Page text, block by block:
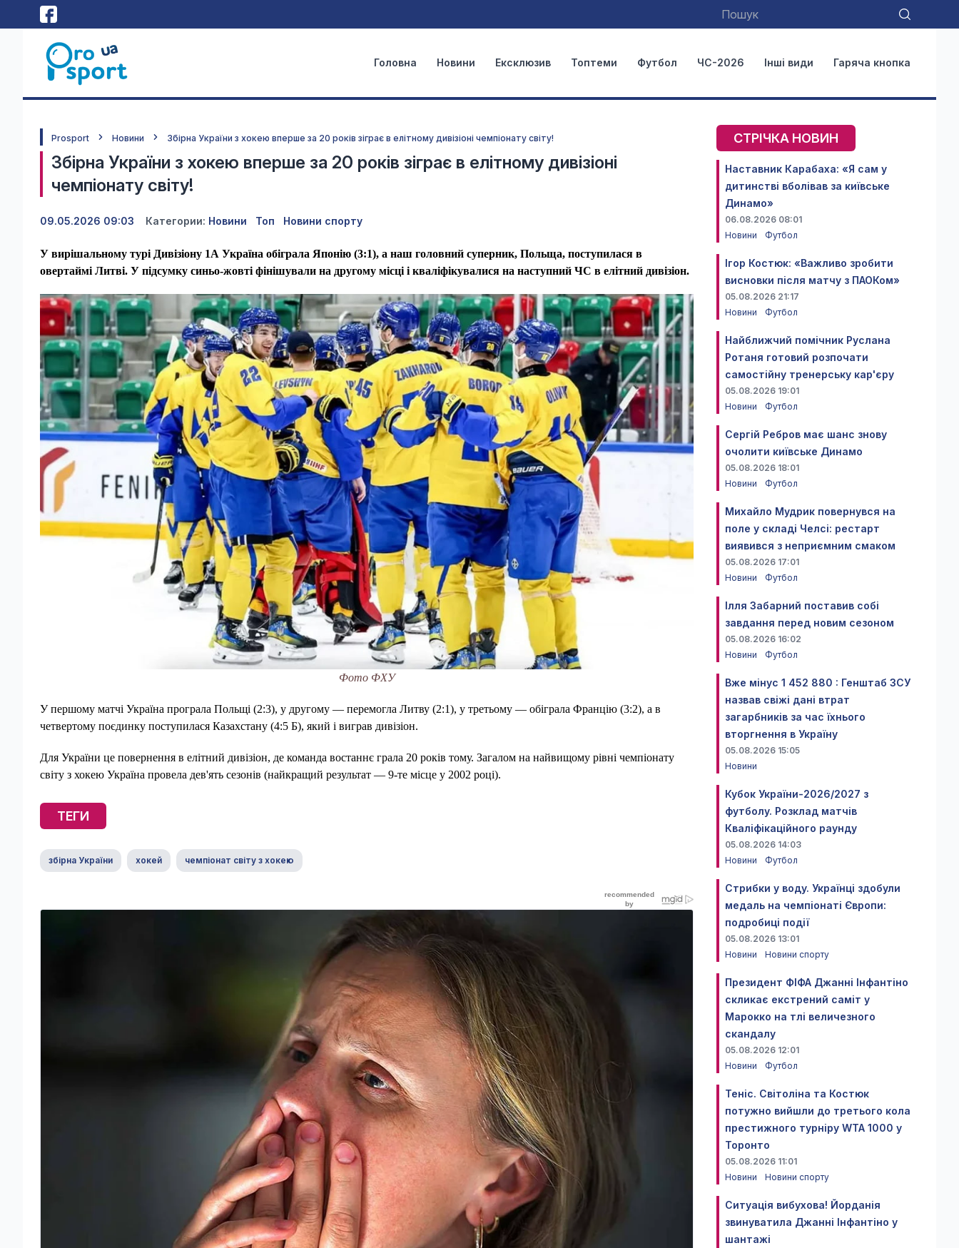
Головна Новини Ексклюзив Топтеми Футбол ЧС-2026 Інші види Гаряча кнопка
Prosport Новини Збірна України з хокею вперше за 20 років зіграє в елітному дивізіоні чемпіонату світу!
Збірна України з хокею вперше за 20 років зіграє в елітному дивізіоні
чемпіонату світу!
09.05.2026 09:03 Категории: Новини Топ Новини спорту
У вирішальному турі Дивізіону 1А Україна обіграла Японію (3:1), а наш головний суперник, Польща, поступилася в
овертаймі Литві. У підсумку синьо-жовті фінішували на другому місці і кваліфікувалися на наступний ЧС в елітний дивізіон.
Фото ФХУ
У першому матчі Україна програла Польщі (2:3), у другому — перемогла Литву (2:1), у третьому — обіграла Францію (3:2), а в
четвертому поєдинку поступилася Казахстану (4:5 Б), який і виграв дивізіон.
Для України це повернення в елітний дивізіон, де команда востаннє грала 20 років тому. Загалом на найвищому рівні чемпіонату
світу з хокею Україна провела дев'ять сезонів (найкращий результат — 9-те місце у 2002 році).
ТЕГИ
збірна України хокей чемпіонат світу з хокею
СТРІЧКА НОВИН
Наставник Карабаха: «Я сам у
дитинстві вболівав за київське
Динамо»
06.08.2026 08:01
Новини
Футбол
Ігор Костюк: «Важливо зробити
висновки після матчу з ПАОКом»
05.08.2026 21:17
Новини
Футбол
Найближчий помічник Руслана
Ротаня готовий розпочати
самостійну тренерську кар'єру
05.08.2026 19:01
Новини
Футбол
Сергій Ребров має шанс знову
очолити київське Динамо
05.08.2026 18:01
Новини
Футбол
Михайло Мудрик повернувся на
поле у складі Челсі: рестарт
виявився з неприємним смаком
05.08.2026 17:01
Новини
Футбол
Ілля Забарний поставив собі
завдання перед новим сезоном
05.08.2026 16:02
Новини
Футбол
Вже мінус 1 452 880 : Генштаб ЗСУ
назвав свіжі дані втрат
загарбників за час їхнього
вторгнення в Україну
05.08.2026 15:05
Новини
Кубок України-2026/2027 з
футболу. Розклад матчів
Кваліфікаційного раунду
05.08.2026 14:03
Новини
Футбол
Стрибки у воду. Українці здобули
медаль на чемпіонаті Європи:
подробиці події
05.08.2026 13:01
Новини
Новини спорту
Президент ФІФА Джанні Інфантіно
скликає екстрений саміт у
Марокко на тлі величезного
скандалу
05.08.2026 12:01
Новини
Футбол
Теніс. Світоліна та Костюк
потужно вийшли до третього кола
престижного турніру WTA 1000 у
Торонто
05.08.2026 11:01
Новини
Новини спорту
Ситуація вибухова! Йорданія
звинуватила Джанні Інфантіно у
шантажі